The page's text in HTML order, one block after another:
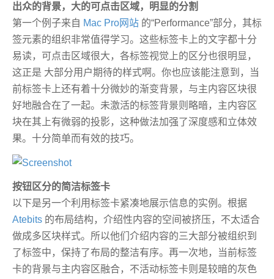
出众的背景，大的可点击区域，明显的分割
第一个例子来自 Mac Pro网站 的“Performance”部分，其标
签元素的组织非常值得学习。这些标签卡上的文字都十分
易读，可点击区域很大，各标签视觉上的区分也很明显，
这正是 大部分用户期待的样式啊。你也应该能注意到，当
前标签卡上还有着十分微妙的渐变背景，与主内容区块很
好地融合在了一起。未激活的标签背景则略暗，主内容区
块在其上有微弱的投影，这种做法加强了深度感和立体效
果。十分简单而有效的技巧。
按钮区分的简洁标签卡
以下是另一个利用标签卡紧凑地展示信息的实例。根据
Atebits 的布局结构，介绍性内容的空间被挤压，不太适合
做成多区块样式。所以他们介绍内容的三大部分被组织到
了标签中，保持了布局的整洁有序。再一次地，当前标签
卡的背景与主内容区融合，不活动标签卡则是较暗的灰色